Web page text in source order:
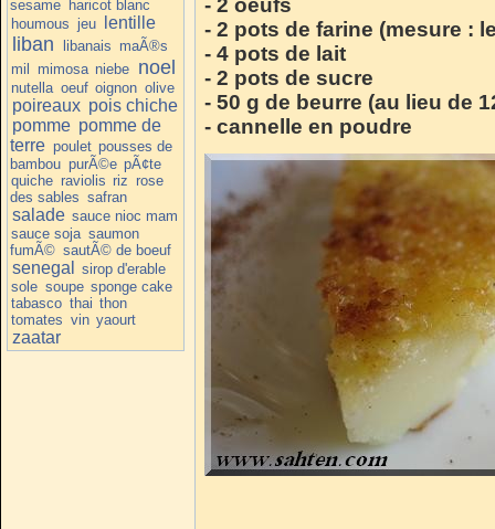
sesame haricot blanc
houmous jeu lentille
liban libanais maÃ®s
mil mimosa niebe noel
nutella oeuf oignon olive
poireaux pois chiche
pomme pomme de
terre poulet pousses de
bambou purÃ©e pÃ¢te
quiche raviolis riz rose
des sables safran
salade sauce nioc mam
sauce soja saumon
fumÃ© sautÃ© de boeuf
senegal
sirop d'erable
sole soupe sponge cake
tabasco thai thon
tomates vin yaourt
zaatar
- 2 oeufs
- 2 pots de farine (mesure :
- 4 pots de lait
- 2 pots de sucre
- 50 g de beurre (au lieu de
- cannelle en poudre